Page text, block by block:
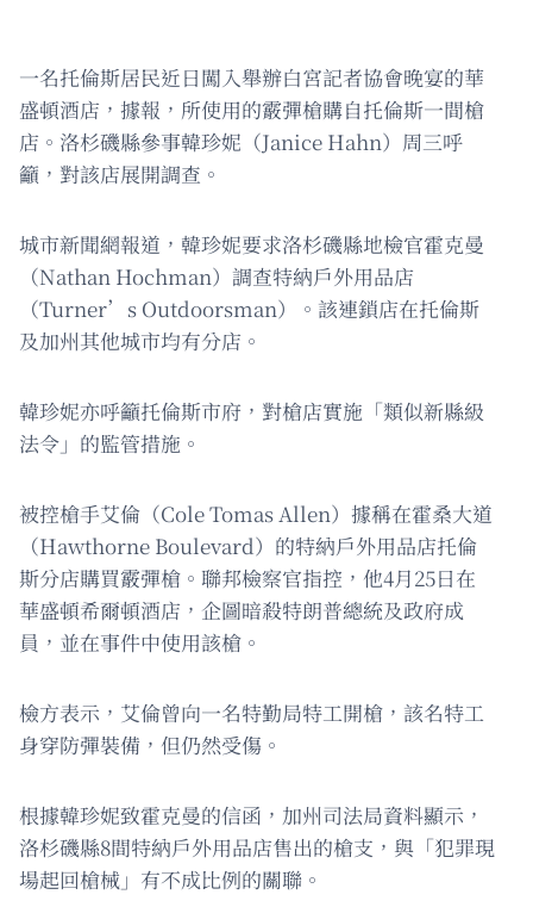
一名托倫斯居民近日闖入舉辦白宮記者協會晚宴的華
盛頓酒店，據報，所使用的霰彈槍購自托倫斯一間槍
店。洛杉磯縣參事韓珍妮（Janice Hahn）周三呼
籲，對該店展開調查。
城市新聞網報道，韓珍妮要求洛杉磯縣地檢官霍克曼
（Nathan Hochman）調查特納戶外用品店
（Turner’s Outdoorsman）。該連鎖店在托倫斯
及加州其他城市均有分店。
韓珍妮亦呼籲托倫斯市府，對槍店實施「類似新縣級
法令」的監管措施。
被控槍手艾倫（Cole Tomas Allen）據稱在霍桑大道
（Hawthorne Boulevard）的特納戶外用品店托倫
斯分店購買霰彈槍。聯邦檢察官指控，他4月25日在
華盛頓希爾頓酒店，企圖暗殺特朗普總統及政府成
員，並在事件中使用該槍。
檢方表示，艾倫曾向一名特勤局特工開槍，該名特工
身穿防彈裝備，但仍然受傷。
根據韓珍妮致霍克曼的信函，加州司法局資料顯示，
洛杉磯縣8間特納戶外用品店售出的槍支，與「犯罪現
場起回槍械」有不成比例的關聯。